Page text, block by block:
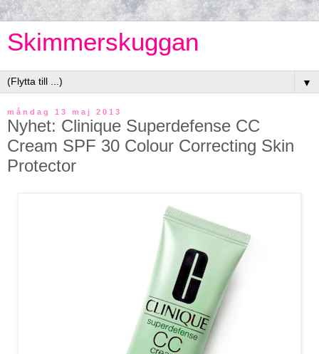
Skimmerskuggan
▼
måndag 13 maj 2013
Nyhet: Clinique Superdefense CC
Cream SPF 30 Colour Correcting Skin
Protector